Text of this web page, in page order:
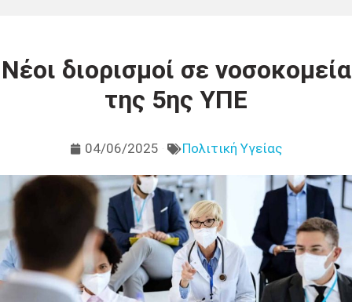
Νέοι διορισμοί σε νοσοκομεία
της 5ης ΥΠΕ
04/06/2025 Πολιτική Υγείας